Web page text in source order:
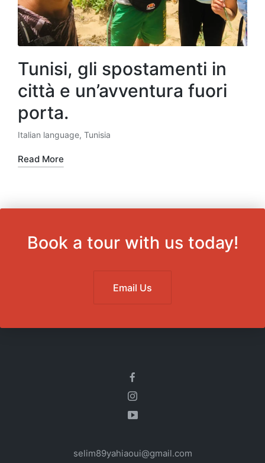
Tunisi, gli spostamenti in
città e un’avventura fuori
porta.
Posted
in
Italian language, Tunisia
Read More
Book a tour with us today!
Email Us
selim89yahiaoui@gmail.com